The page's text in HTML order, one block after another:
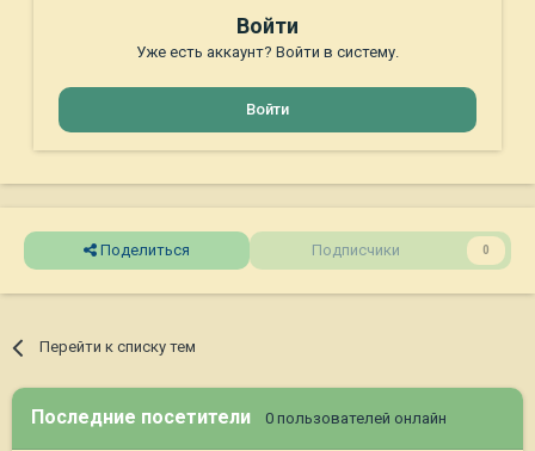
Войти
Уже есть аккаунт? Войти в систему.
Войти
Поделиться Подписчики 0
Перейти к списку тем
Последние посетители 0 пользователей онлайн